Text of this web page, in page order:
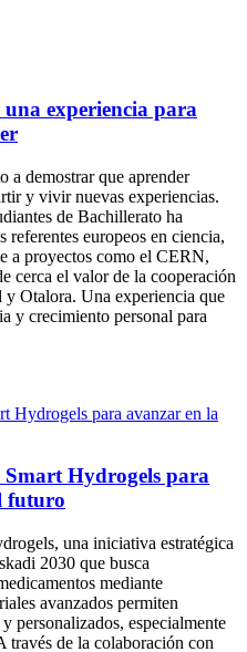
experiencia para
a demostrar que aprender
y vivir nuevas experiencias.
de Bachillerato ha
europeos en ciencia,
a proyectos como el CERN,
cerca el valor de la cooperación
Otalora. Una experiencia que
y crecimiento personal para
Hydrogels para
futuro
una iniciativa estratégica
2030 que busca
mediante
avanzados permiten
personalizados, especialmente
través de la colaboración con